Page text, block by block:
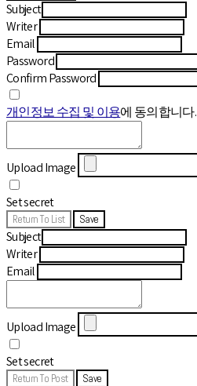
Subject
Writer
Email
Password
Confirm Password
개인정보 수집 및 이용에 동의합니다.
Upload Image
Set secret
Return To List Save
Subject
Writer
Email
Upload Image
Set secret
Return To Post Save